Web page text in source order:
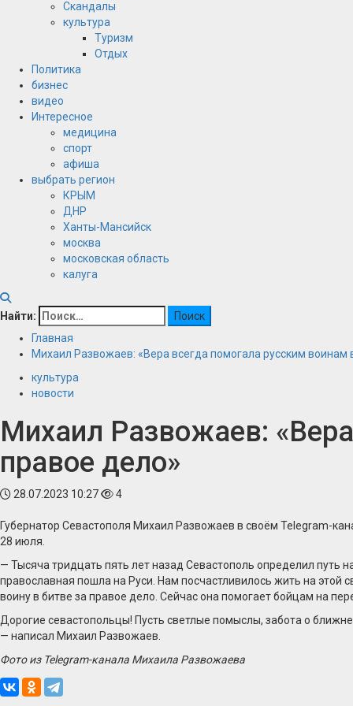
Скандалы
культура
Туризм
Отдых
Политика
бизнес
видео
Интересное
медицина
спорт
афиша
выбрать регион
КРЫМ
ДНР
Ханты-Мансийск
москва
московская область
калуга
Найти:
Главная
Михаил Развожаев: «Вера всегда помогала русским воинам
культура
новости
Михаил Развожаев:
правое дело»
28.07.2023 10:27 4
Губернатор Севастополя Михаил Развожаев в своём Telegram-
28 июля.
— Тысяча тридцать пять лет назад Севастополь определил путь
православная пошла на Руси. Нам посчастливилось жить на этой
воину в битве за правое дело. Сейчас она помогает бойцам на
Дорогие севастопольцы! Пусть светлые помыслы, забота о
— написал Михаил Развожаев.
Фото из Telegram-канала Михаила Развожаева